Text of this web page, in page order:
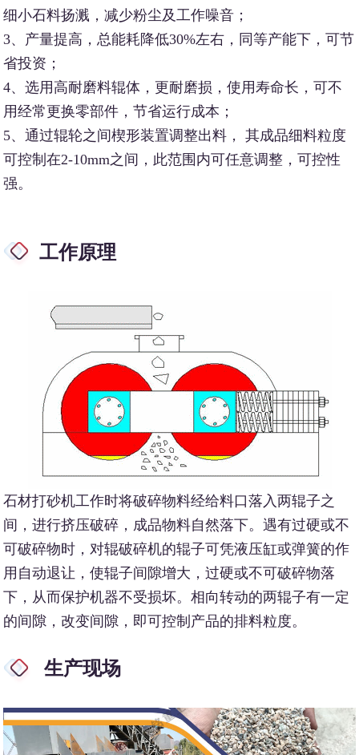
细小石料扬溅，减少粉尘及工作噪音；
3、产量提高，总能耗降低30%左右，同等产能下，可节
省投资；
4、选用高耐磨料辊体，更耐磨损，使用寿命长，可不
用经常更换零部件，节省运行成本；
5、通过辊轮之间楔形装置调整出料， 其成品细料粒度
可控制在2-10mm之间，此范围内可任意调整，可控性
强。
工作原理
石材打砂机工作时将破碎物料经给料口落入两辊子之
间，进行挤压破碎，成品物料自然落下。遇有过硬或不
可破碎物时，对辊破碎机的辊子可凭液压缸或弹簧的作
用自动退让，使辊子间隙增大，过硬或不可破碎物落
下，从而保护机器不受损坏。相向转动的两辊子有一定
的间隙，改变间隙，即可控制产品的排料粒度。
生产现场